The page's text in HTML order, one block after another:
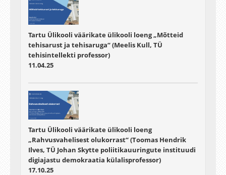
Tartu Ülikooli väärikate ülikooli loeng „Mõtteid
tehisarust ja tehisaruga“ (Meelis Kull, TÜ
tehisintellekti professor)
11.04.25
Tartu Ülikooli väärikate ülikooli loeng
„Rahvusvahelisest olukorrast“ (Toomas Hendrik
Ilves, TÜ Johan Skytte poliitikauuringute instituudi
digiajastu demokraatia külalisprofessor)
17.10.25